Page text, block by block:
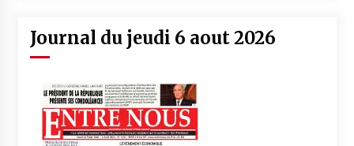
Journal du jeudi 6 aout 2026